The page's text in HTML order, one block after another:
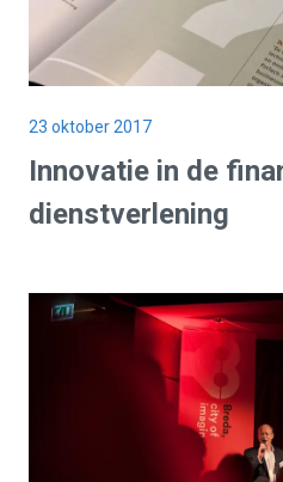
23 oktober 2017
Innovatie in de
dienstverlening